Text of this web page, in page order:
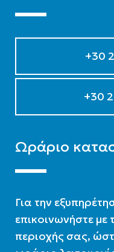
+30
+30
Ωράριο
Για την
επικοινωνήστε
περιοχής σας,